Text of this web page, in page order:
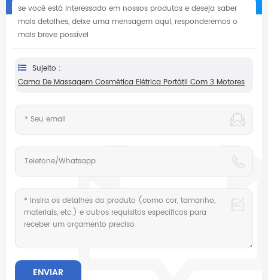
se você está interessado em nossos produtos e deseja saber
mais detalhes, deixe uma mensagem aqui, responderemos o
mais breve possível
Sujeito :
Cama De Massagem Cosmética Elétrica Portátil Com 3 Motores